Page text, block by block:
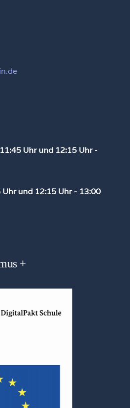
Uhr und 12:15 Uhr -
und 12:15 Uhr - 13:00
+